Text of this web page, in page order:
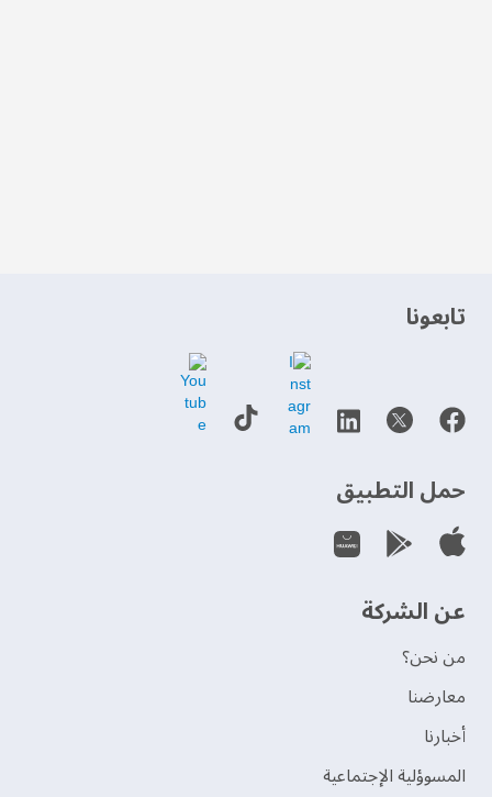
‫تابعونا‬
حمل التطبيق
عن الشركة
من نحن؟
‫معارضنا‬
‫أخبارنا‬
المسوؤلية الإجتماعية